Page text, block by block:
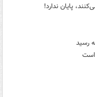
پایان ندارد!
است